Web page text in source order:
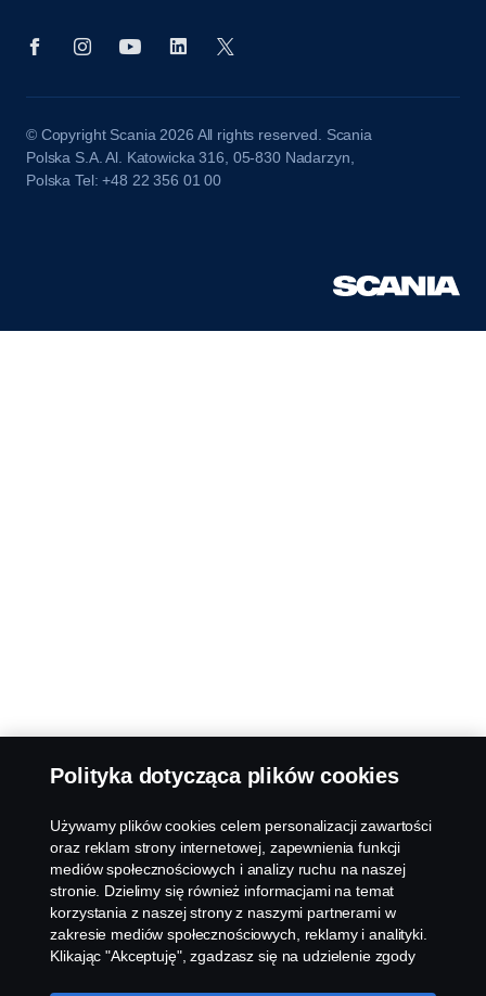
© Copyright Scania 2026 All rights reserved. Scania
Polska S.A. Al. Katowicka 316, 05-830 Nadarzyn,
Polska Tel: +48 22 356 01 00
Polityka dotycząca plików cookies
Używamy plików cookies celem personalizacji zawartości
oraz reklam strony internetowej, zapewnienia funkcji
mediów społecznościowych i analizy ruchu na naszej
stronie. Dzielimy się również informacjami na temat
korzystania z naszej strony z naszymi partnerami w
zakresie mediów społecznościowych, reklamy i analityki.
Klikając "Akceptuję", zgadzasz się na udzielenie zgody